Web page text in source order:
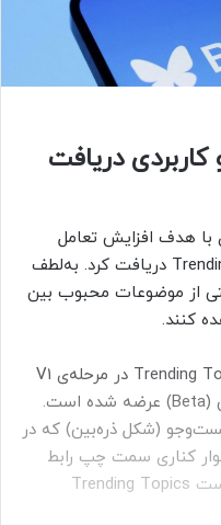
کاربردی دریافت
با هدف افزایش تعامل
کاربران قابلیتی تازه به‌نام Trending Topics دریافت کرد. به‌لطف
از موضوعات محبوب بین
کنند.
طبق بیانیه‌ی بلواسکای، قابلیت Trending Topics در مرحله‌ی V1
قرار دارد و به‌صورت نسخه‌ی آزمایشی (Beta) عرضه شده است.
(شکل ذره‌بین)‌ که در
کناری سمت چپ رابط
کاربری نسخه‌ی وب قرار دارد، به فهرست Trending Topics